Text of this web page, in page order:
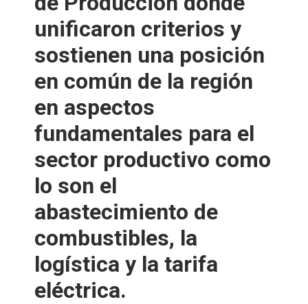
unificaron criterios y
sostienen una posición
en común de la región
en aspectos
fundamentales para el
sector productivo como
lo son el
abastecimiento de
combustibles, la
logística y la tarifa
eléctrica.